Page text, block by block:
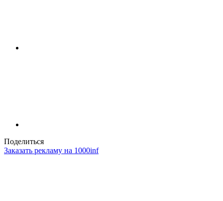
Поделиться
Заказать рекламу на 1000inf